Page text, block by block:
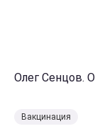
Олег Сенцов.
Вакцинация